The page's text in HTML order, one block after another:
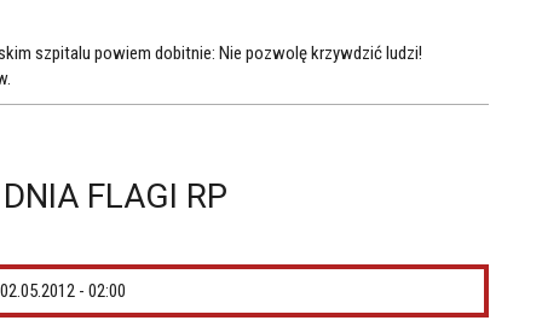
szpitalu powiem dobitnie: Nie pozwolę krzywdzić ludzi!
FLAGI RP
02.05.2012 - 02:00